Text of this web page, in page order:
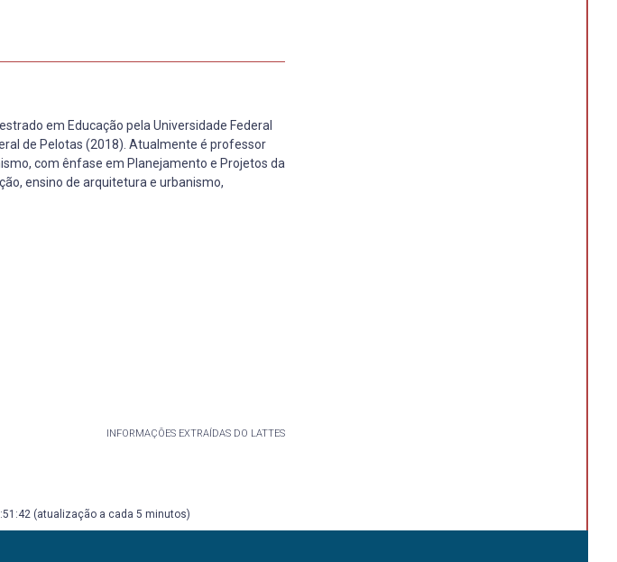
em Educação pela Universidade Federal
de Pelotas (2018). Atualmente é professor
com ênfase em Planejamento e Projetos da
ensino de arquitetura e urbanismo,
INFORMAÇÕES EXTRAÍDAS DO LATTES
(atualização a cada 5 minutos)